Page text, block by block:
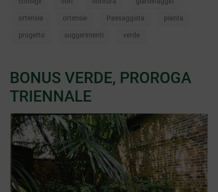
ortensia ortensie Paesaggista pianta
progetto suggerimenti verde
BONUS VERDE, PROROGA
TRIENNALE